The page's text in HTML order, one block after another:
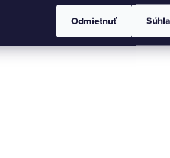
Odmietnuť